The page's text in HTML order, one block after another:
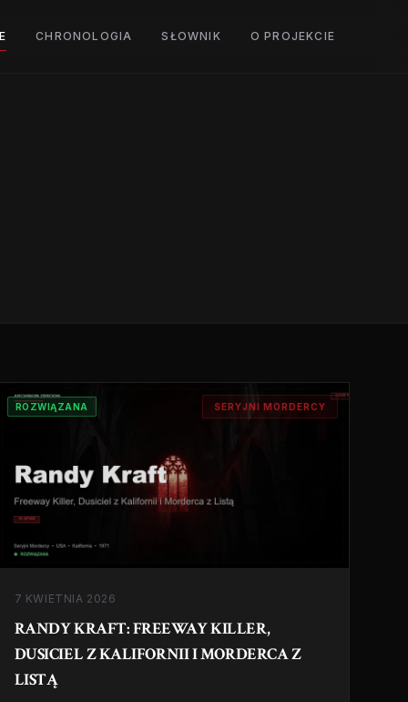
CHRONOLOGIA SŁOWNIK O PROJEKCIE
ROZWIĄZANA SERYJNI MORDERCY
7 KWIETNIA 2026
RANDY KRAFT: FREEWAY KILLER,
DUSICIEL Z KALIFORNII I MORDERCA Z
LISTĄ